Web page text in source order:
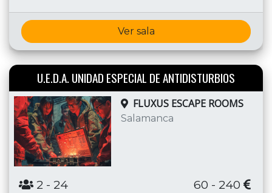
Ver sala
U.E.D.A. UNIDAD ESPECIAL DE ANTIDISTURBIOS
FLUXUS ESCAPE ROOMS
Salamanca
2 - 24 60 - 240